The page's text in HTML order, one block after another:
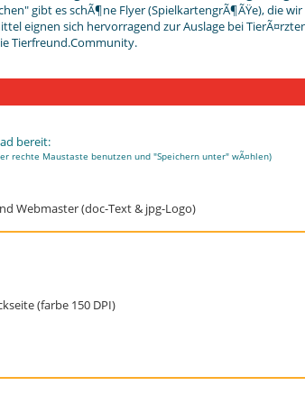
gibt es schÃ¶ne Flyer (SpielkartengrÃ¶ÃŸe), die
eignen sich hervorragend zur Auslage bei
Tierfreund.Community.
bereit:
rechte Maustaste benutzen und "Speichern unter" wÃ¤hlen)
Webmaster (doc-Text & jpg-Logo)
(farbe 150 DPI)